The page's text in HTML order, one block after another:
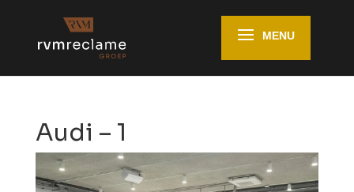
Audi – 1